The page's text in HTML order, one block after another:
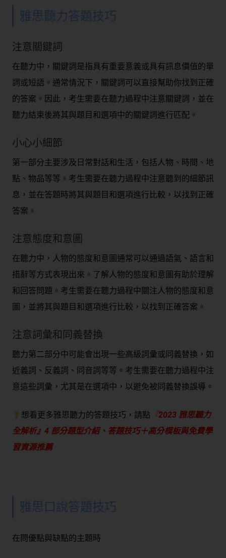
雅思聽力答題技巧
注意關鍵詞
在聽力中，關鍵詞是指具有重要意義或具有訊息價值的單
詞或短語。通常情況下，關鍵詞可以直接幫助你找到正確
的答案。因此，考生需要在聽力過程中注意關鍵詞，並在
聽力結束後將其與題目和選項中的關鍵詞進行匹配。
小心小細節
第一部分主要涉及日常對話和生活，包括人物、時間、地
點、物品等等。考生需要在聽力過程中注意聽到的細節訊
息，並在答題時將其與題目和選項進行比較，以找到正確
答案。
注意態度和意圖
在聽力中，人物的態度和意圖通常可以通過語氣、語言和
措辭等方式表現出來。了解人物的態度和意圖有助於理解
和回答問題。考生需要在聽力過程中關注人物的態度和意
圖，並將其與題目和選項進行比較，以找到正確答案。
注意詞彙和同義替換
聽力第二部分中可能會出現一些高級詞彙或同義替換，如
近義詞、反義詞、同音詞等等。考生需要在聽力過程中注
意這些詞彙，尤其是在選項中，以避免被同義替換誤導。
想看更多雅思聽力的答題技巧，請點 『2023 雅思聽力
全解析』4 部分題型介紹、答題技巧＋高分模板與免費學
習資源推薦
雅思口說答題技巧
在問優點與缺點的主題時